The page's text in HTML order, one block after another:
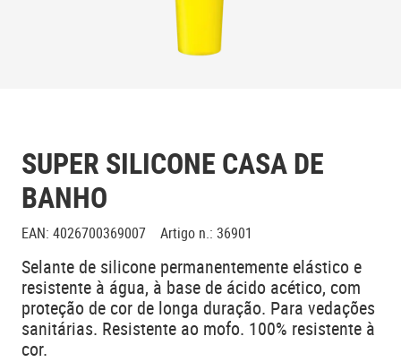
SUPER SILICONE CASA DE
BANHO
EAN: 4026700369007 Artigo n.: 36901
Selante de silicone permanentemente elástico e
resistente à água, à base de ácido acético, com
proteção de cor de longa duração. Para vedações
sanitárias. Resistente ao mofo. 100% resistente à
cor.